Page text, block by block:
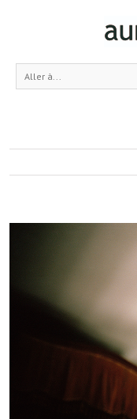
Aller à...